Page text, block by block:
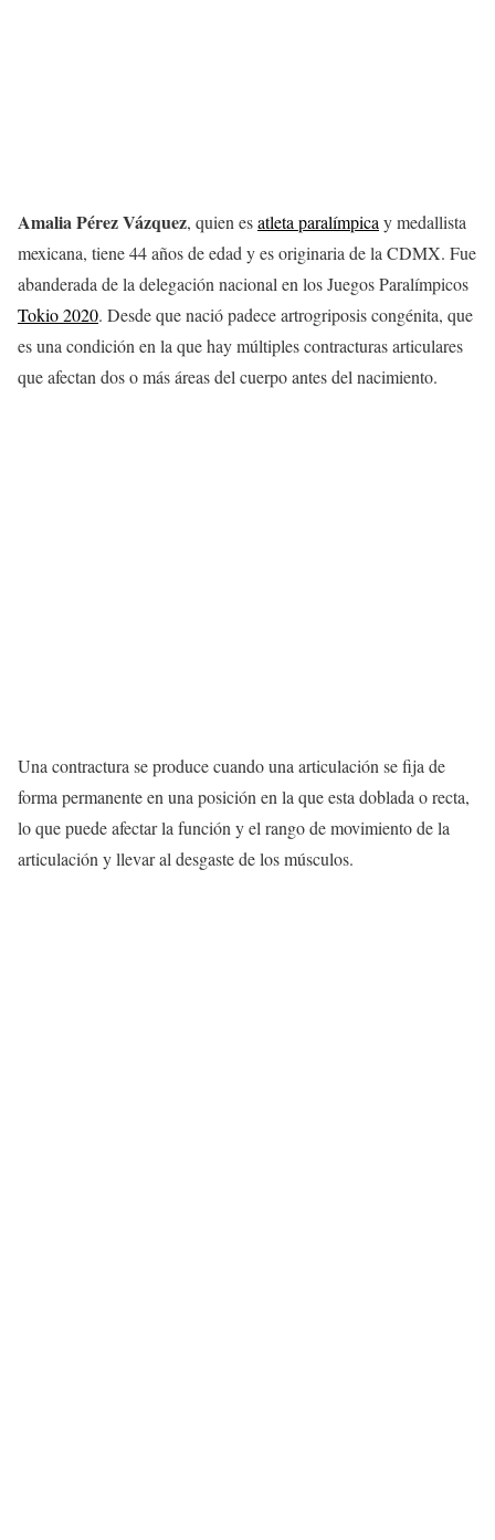
Amalia Pérez Vázquez, quien esatleta paralímpica y medallista
mexicana, tiene 44 años de edad y es originaria de la CDMX. Fue
abanderada de la delegación nacional en los Juegos Paralímpicos
Tokio 2020. Desde que nació padece artrogriposis congénita, que
es una condición en la que hay múltiples contracturas articulares
que afectan dos o más áreas del cuerpo antes del nacimiento.
Una contractura se produce cuando una articulación se fija de
forma permanente en una posición en la que esta doblada o recta,
lo que puede afectar la función y el rango de movimiento de la
articulación y llevar al desgaste de los músculos.